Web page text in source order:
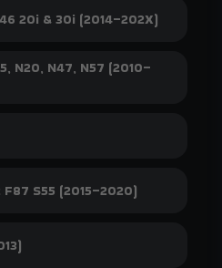
valet för att bygga en
sänker insugstemperaturen
20i & 30i (2014–202X)
N20, N47, N57 (2010–
S55 (2015–2020)